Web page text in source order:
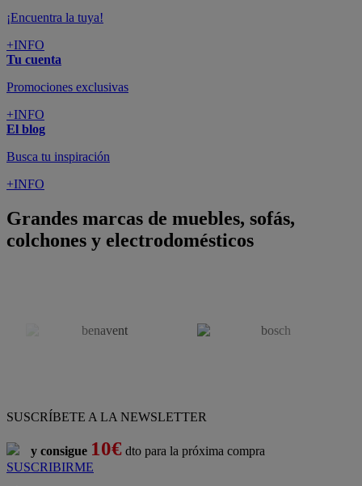
¡Encuentra la tuya!
+INFO
Tu cuenta
Promociones exclusivas
+INFO
El blog
Busca tu inspiración
+INFO
Grandes marcas de muebles, sofás,
colchones y electrodomésticos
SUSCRÍBETE A LA NEWSLETTER
y consigue 10€ dto para la próxima compra
SUSCRIBIRME